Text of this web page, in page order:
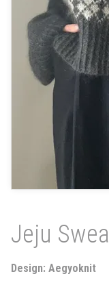
Jeju
Design: Aegyoknit